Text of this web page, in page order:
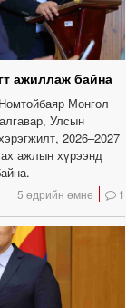
ажиллаж байна
Монгол
Улсын
2026–2027
ажлын хүрээнд
5 өдрийн өмнө 1